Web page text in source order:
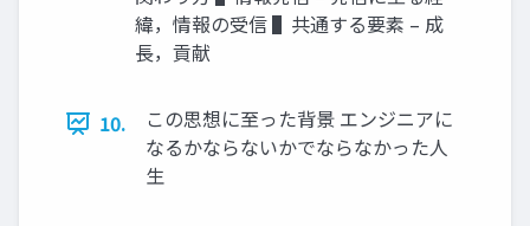
緯，情報の受信 ▌共通する要素 – 成
⻑，貢献
10.
この思想に⾄った背景 エンジニアに
なるかならないかでならなかった⼈
⽣